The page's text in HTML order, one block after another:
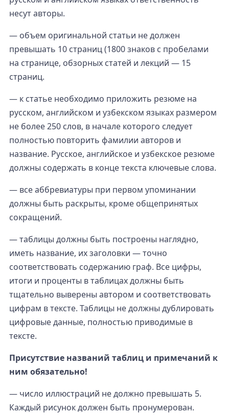
несут авторы.
— объем оригинальной статьи не должен
превышать 10 страниц (1800 знаков с пробелами
на странице, обзорных статей и лекций — 15
страниц.
— к статье необходимо приложить резюме на
русском, английском и узбекском языках размером
не более 250 слов, в начале которого следует
полностью повторить фамилии авторов и
название. Русское, английское и узбекское резюме
должны содержать в конце текста ключевые слова.
— все аббревиатуры при первом упоминании
должны быть раскрыты, кроме общепринятых
сокращений.
— таблицы должны быть построены наглядно,
иметь название, их заголовки — точно
соответствовать содержанию граф. Все цифры,
итоги и проценты в таблицах должны быть
тщательно выверены автором и соответствовать
цифрам в тексте. Таблицы не должны дублировать
цифровые данные, полностью приводимые в
тексте.
Присутствие названий таблиц и примечаний к
ним обязательно!
— число иллюстраций не должно превышать 5.
Каждый рисунок должен быть пронумерован.